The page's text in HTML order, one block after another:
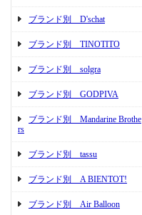
ブランド別 D'schat
ブランド別 TINOTITO
ブランド別 solgra
ブランド別 GODPIVA
ブランド別 Mandarine Brothe
rs
ブランド別 tassu
ブランド別 A BIENTOT!
ブランド別 Air Balloon